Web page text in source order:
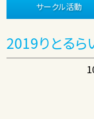
サークル活動
2019りとる